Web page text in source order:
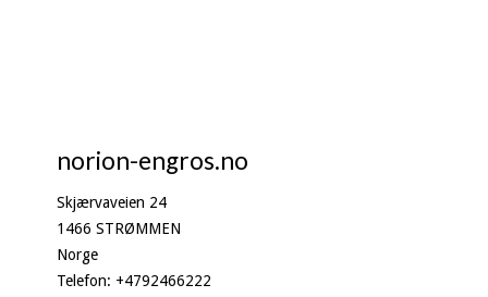
norion-engros.no
Skjærvaveien 24
1466 STRØMMEN
Norge
Telefon: +4792466222